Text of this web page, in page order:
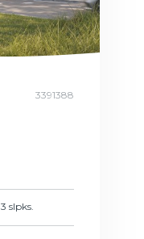
3391388
3 slpks.